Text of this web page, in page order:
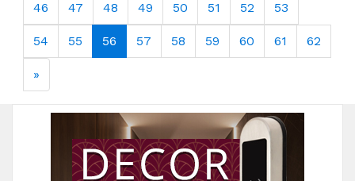
46 47 48 49 50 51 52 53
54 55 56 57 58 59 60 61 62
»